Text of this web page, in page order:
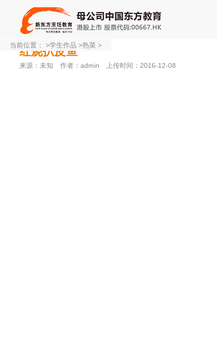
红烧扒皮鱼
来源：未知 作者：admin 上传时间：2016-12-08
当前位置： >学生作品 >热菜 >